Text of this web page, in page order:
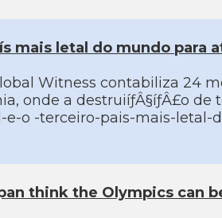
mais letal do mundo para
Witness contabiliza 24
onde a destruiíƒÂ§íƒÂ£o
e-o -terceiro-pais-mais-
think the Olympics can